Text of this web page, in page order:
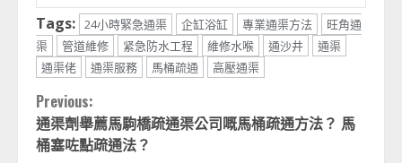
Tags: 24小時緊急通渠 企缸浴缸 專業通渠方法
旺角通
渠
管道維修 紧急防水工程 維修水喉 通沙井
通渠
通渠佬
通渠服務 馬桶疏通 高壓通渠
Continue
Reading
Previous:
通渠劑舉薦馬駒橋疏通渠公司嘅馬桶疏通方法？ 馬
桶塞咗點疏通法？